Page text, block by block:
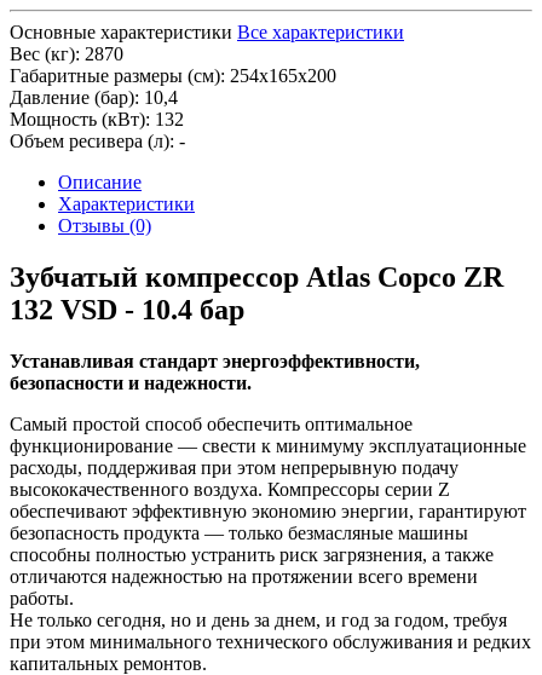
Основные характеристики Все характеристики
Вес (кг): 2870
Габаритные размеры (см): 254х165х200
Давление (бар): 10,4
Мощность (кВт): 132
Объем ресивера (л): -
Описание
Характеристики
Отзывы (0)
Зубчатый компрессор Atlas Copco ZR
132 VSD - 10.4 бар
Устанавливая стандарт энергоэффективности,
безопасности и надежности.
Самый простой способ обеспечить оптимальное
функционирование — свести к минимуму эксплуатационные
расходы, поддерживая при этом непрерывную подачу
высококачественного воздуха. Компрессоры серии Z
обеспечивают эффективную экономию энергии, гарантируют
безопасность продукта — только безмасляные машины
способны полностью устранить риск загрязнения, а также
отличаются надежностью на протяжении всего времени
работы.
Не только сегодня, но и день за днем, и год за годом, требуя
при этом минимального технического обслуживания и редких
капитальных ремонтов.